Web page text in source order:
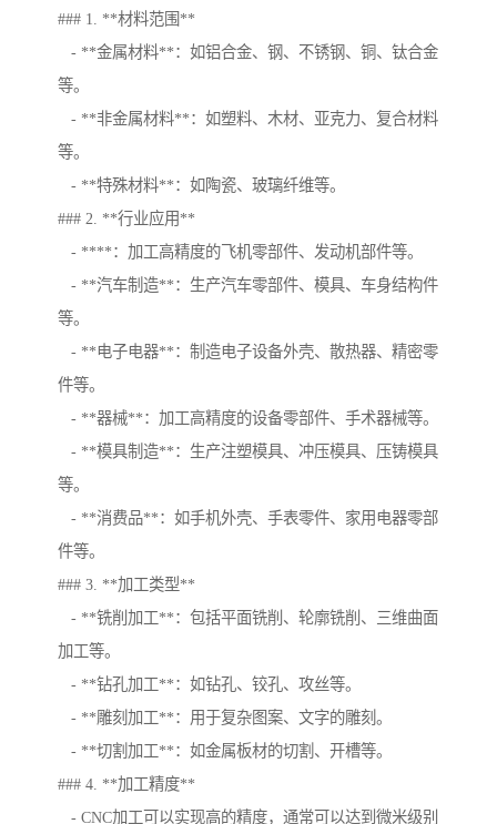
### 1. **材料范围**
- **金属材料**：如铝合金、钢、不锈钢、铜、钛合金
等。
- **非金属材料**：如塑料、木材、亚克力、复合材料
等。
- **特殊材料**：如陶瓷、玻璃纤维等。
### 2. **行业应用**
- ****：加工高精度的飞机零部件、发动机部件等。
- **汽车制造**：生产汽车零部件、模具、车身结构件
等。
- **电子电器**：制造电子设备外壳、散热器、精密零
件等。
- **器械**：加工高精度的设备零部件、手术器械等。
- **模具制造**：生产注塑模具、冲压模具、压铸模具
等。
- **消费品**：如手机外壳、手表零件、家用电器零部
件等。
### 3. **加工类型**
- **铣削加工**：包括平面铣削、轮廓铣削、三维曲面
加工等。
- **钻孔加工**：如钻孔、铰孔、攻丝等。
- **雕刻加工**：用于复杂图案、文字的雕刻。
- **切割加工**：如金属板材的切割、开槽等。
### 4. **加工精度**
- CNC加工可以实现高的精度，通常可以达到微米级别